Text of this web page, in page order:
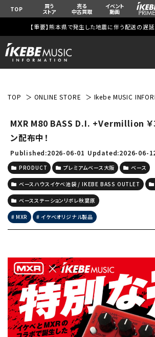
TOP 買う
ストア
売る
中古買取
イベント
動画
【重要】熊本県で発生した地震に伴う配送の遅
TOP ONLINE STORE Ikebe MUSIC
MXR M80 BASS D.I. +Vermillion ￥
ン配布中！
Published:2026-06-01 Updated:2026-06-
PRODUCT プレミアムベース大阪 ベース
ベースハウスイケベ池袋 / IKEBE BASS OUTLET
ベースステーションリボレ秋葉原
MXR イケベオリジナル製品